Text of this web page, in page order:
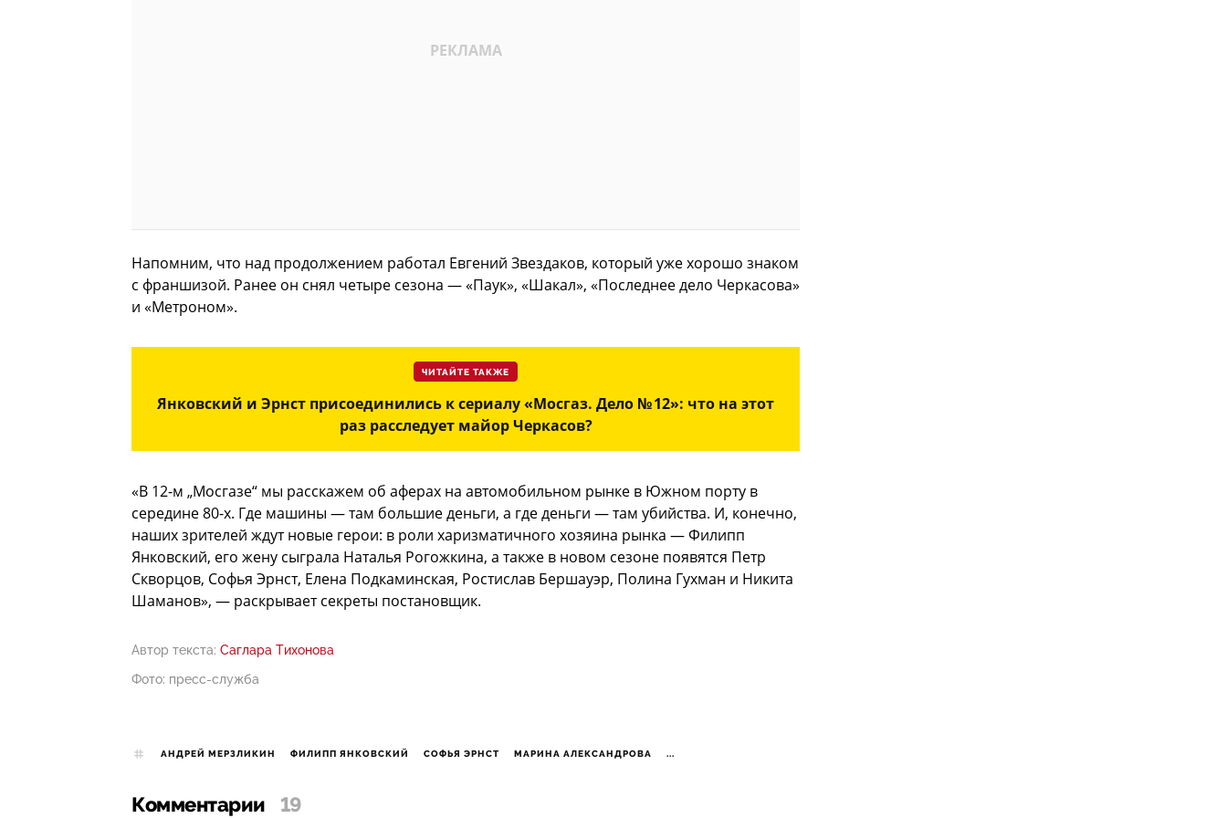
Напомним, что над продолжением работал Евгений Звездаков, который уже хорошо знаком
с франшизой. Ранее он снял четыре сезона — «Паук», «Шакал», «Последнее дело Черкасова»
и «Метроном».
ЧИТАЙТЕ ТАКЖЕ
Янковский и Эрнст присоединились к сериалу «Мосгаз. Дело № 12»: что на этот
раз расследует майор Черкасов?
«В 12-м „Мосгазе“ мы расскажем об аферах на автомобильном рынке в Южном порту в
середине 80-х. Где машины — там большие деньги, а где деньги — там убийства. И, конечно,
наших зрителей ждут новые герои: в роли харизматичного хозяина рынка — Филипп
Янковский, его жену сыграла Наталья Рогожкина, а также в новом сезоне появятся Петр
Скворцов, Софья Эрнст, Елена Подкаминская, Ростислав Бершауэр, Полина Гухман и Никита
Шаманов», — раскрывает секреты постановщик.
Автор текста: Саглара Тихонова
Фото: пресс-служба
АНДРЕЙ МЕРЗЛИКИН ФИЛИПП ЯНКОВСКИЙ СОФЬЯ ЭРНСТ МАРИНА АЛЕКСАНДРОВА ...
Комментарии 19